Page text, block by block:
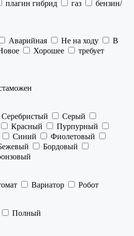
плагин гибрид газ
бензин/
Аварийная Не на ходу
В
Хорошее
требует
Серебристый
Серый
Красный
Пурпурный
Синий
Фиолетовый
Бордовый
Вариатор
Робот
Полный